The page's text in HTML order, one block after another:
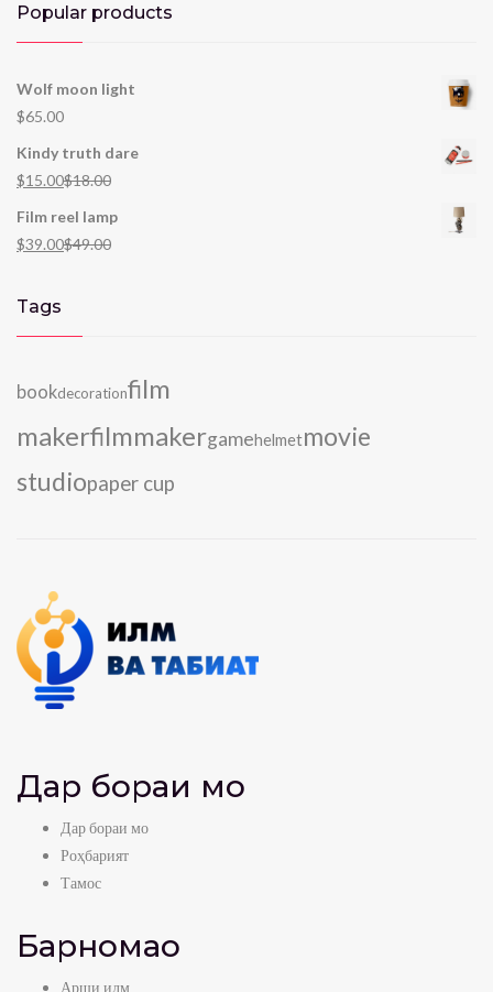
Popular products
Wolf moon light
$65.00
Kindy truth dare
$15.00$18.00
Film reel lamp
$39.00$49.00
Tags
bookdecorationfilm
makerfilmmakergamehelmetmovie
studiopaper cup
Дар бораи мо
Дар бораи мо
Роҳбарият
Тамос
Барномаҳо
Арши илм